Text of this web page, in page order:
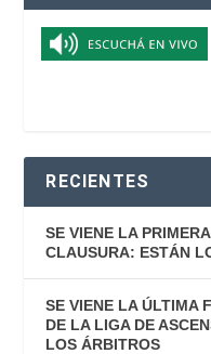
RECIENTES
SE VIENE LA
CLAUSURA: ESTÁN
SE VIENE LA ÚLTIMA
DE LA LIGA DE
LOS ÁRBITROS